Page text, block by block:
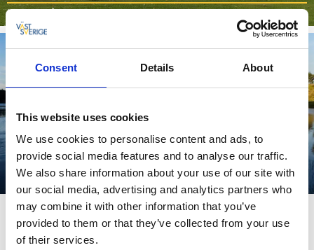
Consent Details About
This website uses cookies
We use cookies to personalise content and ads, to
provide social media features and to analyse our traffic.
We also share information about your use of our site with
our social media, advertising and analytics partners who
may combine it with other information that you’ve
provided to them or that they’ve collected from your use
of their services.
Läs mer
Paddla
Läs mer
Utforska hela Destination Läckö-